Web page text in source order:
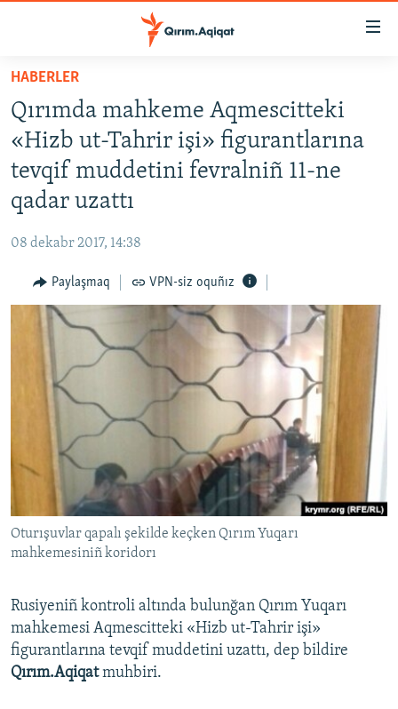
Esas
qaytmaq
Baş
navigatsiyağa
qaytmaq
Qıdıruvğa
HABERLER
SİYASET
İQTİSADİYAT
CEMİYET
İNSAN AQLARI
VİDEO
SÜRET
FİKİR
Русский
Українською
QOŞULIÑIZ!
HABERLER
Qırımda mahkeme Aqmescitteki
«Hizb ut-Tahrir işi» figurantlarına
tevqif muddetini fevralniñ 11-ne
qadar uzattı
08 dekabr 2017, 14:38
Paylaşmaq VPN-siz oquñız
Oturışuvlar qapalı şekilde keçken Qırım Yuqarı
mahkemesiniñ koridorı
Rusiyeniñ kontroli altında bulunğan Qırım Yuqarı
mahkemesi Aqmescitteki «Hizb ut-Tahrir işi»
figurantlarına tevqif muddetini uzattı, dep bildire
Qırım.Aqiqatmuhbiri.